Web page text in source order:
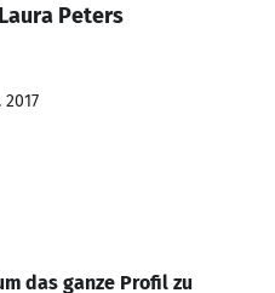
Peters
das ganze Profil zu